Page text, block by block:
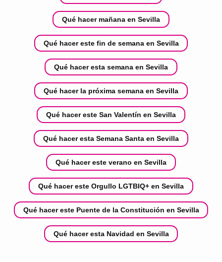
Qué hacer mañana en Sevilla
Qué hacer este fin de semana en Sevilla
Qué hacer esta semana en Sevilla
Qué hacer la próxima semana en Sevilla
Qué hacer este San Valentín en Sevilla
Qué hacer esta Semana Santa en Sevilla
Qué hacer este verano en Sevilla
Qué hacer este Orgullo LGTBIQ+ en Sevilla
Qué hacer este Puente de la Constitución en Sevilla
Qué hacer esta Navidad en Sevilla